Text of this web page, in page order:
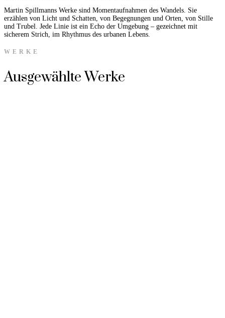
Martin Spillmanns Werke sind Momentaufnahmen des Wandels. Sie
erzählen von Licht und Schatten, von Begegnungen und Orten, von Stille
und Trubel. Jede Linie ist ein Echo der Umgebung – gezeichnet mit
sicherem Strich, im Rhythmus des urbanen Lebens.
WERKE
Ausgewählte Werke